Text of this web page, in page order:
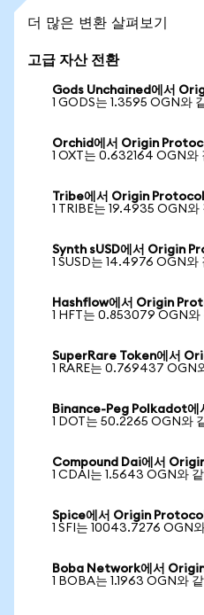
더 많은 변환 살펴보기
고급 자산 전환
Gods Unchained에서
1 GODS는 1.3595 OGN와
Orchid에서 Origin
1 OXT는 0.632164 OGN와
Tribe에서 Origin Protocol
1 TRIBE는 19.4935 OGN와
Synth sUSD에서 Origin
1 SUSD는 14.4976 OGN와
Hashflow에서 Origin
1 HFT는 0.853079 OGN와
SuperRare Token에서
1 RARE는 0.769437 OGN
Binance-Peg Polkadot에
1 DOT는 50.2265 OGN와
Compound Dai에서
1 CDAI는 1.5643 OGN와
Spice에서 Origin Protocol
1 SFI는 10043.7276 OGN
Boba Network에서
1 BOBA는 1.1963 OGN와